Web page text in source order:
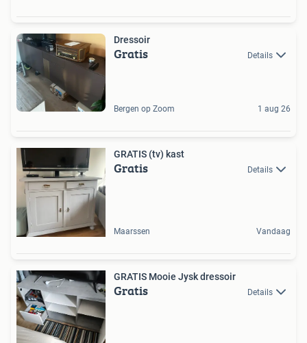
Dressoir
Gratis Details
Bergen op Zoom 1 aug 26
GRATIS (tv) kast
Gratis Details
Maarssen Vandaag
GRATIS Mooie Jysk dressoir
Gratis Details